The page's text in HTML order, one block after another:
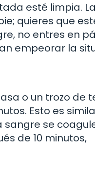
esté limpia.
quieres que
no entres en
empeorar la
o un trozo de
Esto es
se
de 10 minutos,